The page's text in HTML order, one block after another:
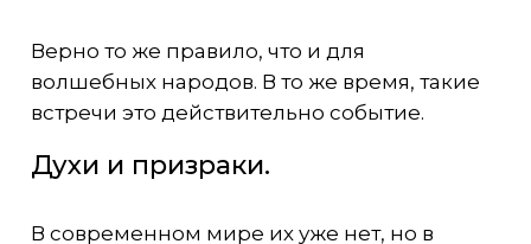
Верно то же правило, что и для
волшебных народов. В то же время, такие
встречи это действительно событие.
Духи и призраки.
В современном мире их уже нет, но в